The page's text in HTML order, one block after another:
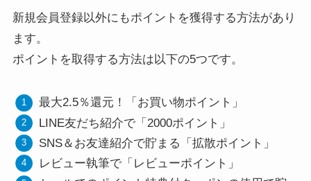
新規会員登録以外にもポイントを獲得する方法があり
ます。
ポイントを取得する方法は以下の5つです。
最大2.5％還元！「お買い物ポイント」
LINE友だち紹介で「2000ポイント」
SNS＆お友達紹介で貯まる「拡散ポイント」
レビュー執筆で「レビューポイント」